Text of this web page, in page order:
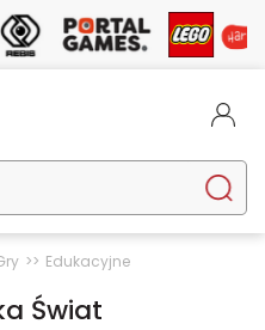
Edukacyjne
Świat